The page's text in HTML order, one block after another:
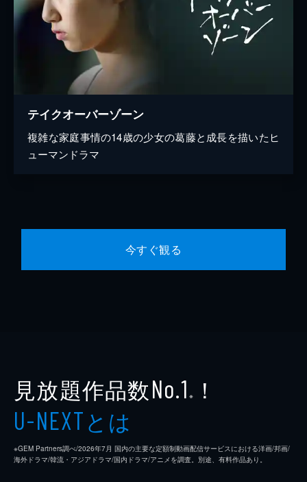
テイクオーバーゾーン
複雑な家庭事情の14歳の少女の葛藤と成長を描いたヒ
ューマンドラマ
今すぐ観る
見放題作品数No.1 ※ ！
U-NEXTとは
※GEM Partners調べ/2026年7⽉ 国内の主要な定額制動画配信サービスにおける洋画/邦画/
海外ドラマ/韓流・アジアドラマ/国内ドラマ/アニメを調査。別途、有料作品あり。